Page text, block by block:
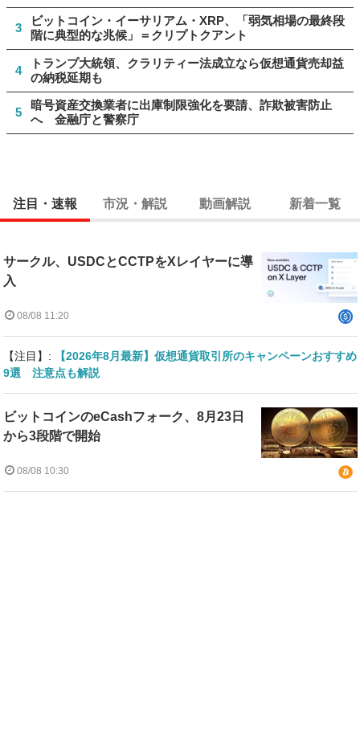
3
ビットコイン・イーサリアム・XRP、「弱気相場の最終段
階に典型的な兆候」＝クリプトクアント
4
トランプ大統領、クラリティー法成立なら仮想通貨売却益
の納税延期も
5
暗号資産交換業者に出庫制限強化を要請、詐欺被害防止
へ 金融庁と警察庁
注目・速報 市況・解説 動画解説 新着一覧
サークル、USDCとCCTPをXレイヤーに導
入
08/08 11:20
【注目】:
【2026年8月最新】仮想通貨取引所のキャンペーンおすすめ
9選 注意点も解説
ビットコインのeCashフォーク、8月23日
から3段階で開始
08/08 10:30